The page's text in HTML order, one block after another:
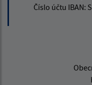
Číslo účtu IBAN: